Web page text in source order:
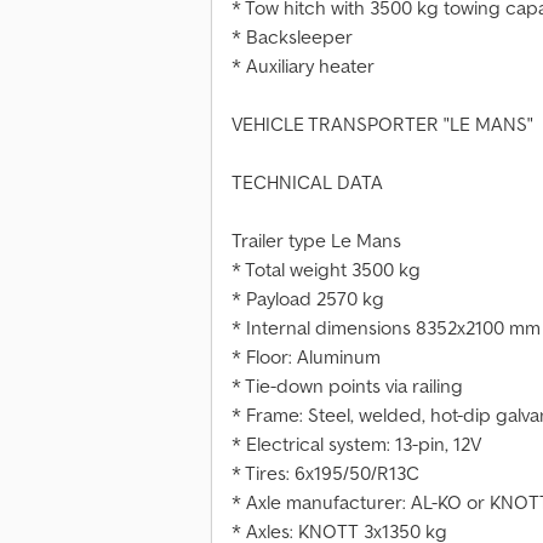
* Tow hitch with 3500 kg towing
* Backsleeper
* Auxiliary heater
VEHICLE TRANSPORTER "LE MANS"
TECHNICAL DATA
Trailer type Le Mans
* Total weight 3500 kg
* Payload 2570 kg
* Internal dimensions 8352x2100 mm
* Floor: Aluminum
* Tie-down points via railing
* Frame: Steel, welded, hot-dip
* Electrical system: 13-pin, 12V
* Tires: 6x195/50/R13C
* Axle manufacturer: AL-KO or
* Axles: KNOTT 3x1350 kg